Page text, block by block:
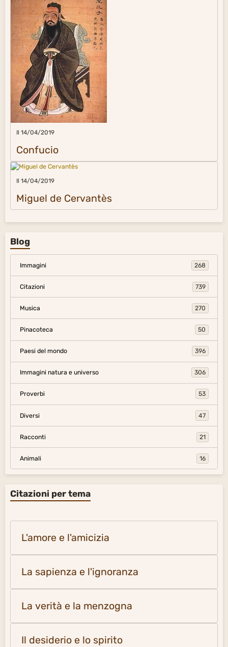
Il 14/04/2019
Confucio
Il 14/04/2019
Miguel de Cervantès
Blog
Immagini 268
Citazioni 739
Musica 270
Pinacoteca 50
Paesi del mondo 396
Immagini natura e universo 306
Proverbi 53
Diversi 47
Racconti 21
Animali 16
Citazioni per tema
L'amore e l'amicizia
La sapienza e l'ignoranza
La verità e la menzogna
Il desiderio e lo spirito